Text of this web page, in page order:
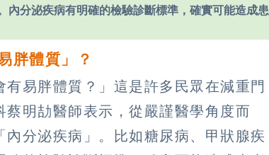
分泌疾病有明確的檢驗診斷標準，確實可能造成患
胖體質」？
有易胖體質？」這是許多民眾在減重門
明劼醫師表示，從嚴謹醫學角度而
分泌疾病」。比如糖尿病、甲狀腺疾